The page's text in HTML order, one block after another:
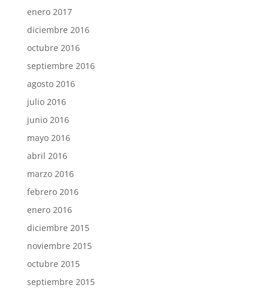
enero 2017
diciembre 2016
octubre 2016
septiembre 2016
agosto 2016
julio 2016
junio 2016
mayo 2016
abril 2016
marzo 2016
febrero 2016
enero 2016
diciembre 2015
noviembre 2015
octubre 2015
septiembre 2015